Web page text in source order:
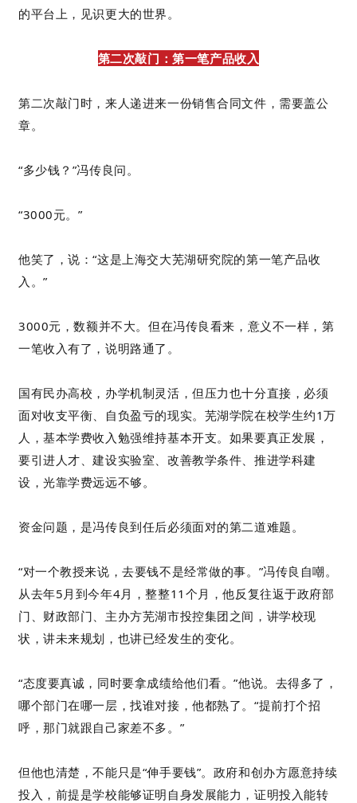
的平台上，见识更大的世界。
第二次敲门：第一笔产品收入
第二次敲门时，来人递进来一份销售合同文件，需要盖公
章。
“多少钱？”冯传良问。
“3000元。”
他笑了，说：“这是上海交大芜湖研究院的第一笔产品收
入。”
3000元，数额并不大。但在冯传良看来，意义不一样，第
一笔收入有了，说明路通了。
国有民办高校，办学机制灵活，但压力也十分直接，必须
面对收支平衡、自负盈亏的现实。芜湖学院在校学生约1万
人，基本学费收入勉强维持基本开支。如果要真正发展，
要引进人才、建设实验室、改善教学条件、推进学科建
设，光靠学费远远不够。
资金问题，是冯传良到任后必须面对的第二道难题。
“对一个教授来说，去要钱不是经常做的事。”冯传良自嘲。
从去年5月到今年4月，整整11个月，他反复往返于政府部
门、财政部门、主办方芜湖市投控集团之间，讲学校现
状，讲未来规划，也讲已经发生的变化。
“态度要真诚，同时要拿成绩给他们看。”他说。去得多了，
哪个部门在哪一层，找谁对接，他都熟了。“提前打个招
呼，那门就跟自己家差不多。”
但他也清楚，不能只是“伸手要钱”。政府和创办方愿意持续
投入，前提是学校能够证明自身发展能力，证明投入能转